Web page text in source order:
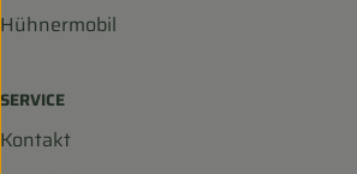
Hühnermobil
SERVICE
Kontakt